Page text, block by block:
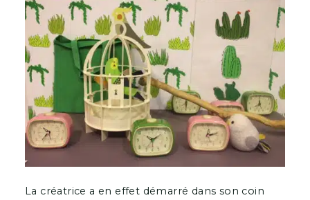
La créatrice a en effet démarré dans son coin